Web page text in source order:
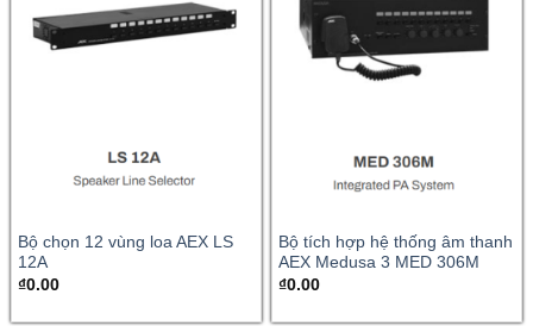
Bộ chọn 12 vùng loa AEX LS
12A
₫0.00
Bộ tích hợp hệ thống âm thanh
AEX Medusa 3 MED 306M
₫0.00